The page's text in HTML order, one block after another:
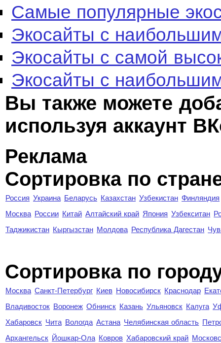
Самые популярные
Экосайты с
Экосайты с самой
Экосайты с
Вы также можете
используя аккаунт
Реклама
Сортировка по
Россия Украина Беларусь Казахстан Узбекистан Финляндия
Москва России Китай Алтайский край Япония Узбекситан
Таджикистан Кыргызстан Молдова Республика Дагестан
Cортировка по
Москва Санкт-Петербург Киев Новосибирск Краснодар
Владивосток Воронеж Обнинск Казань Ульяновск Калуга
Хабаровск Чита Вологда Астана Челябинская область
Архангельск Йошкар-Ола Ковров Хабаровский край